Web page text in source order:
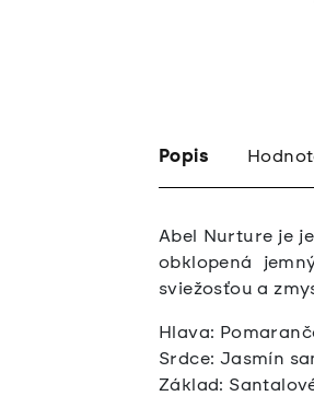
Popis
Abel Nurture je
obklopená
sviežosťou a
Hlava:
Srdce: Jasmín
Základ: